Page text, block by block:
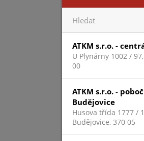
ATKM s.r.o. -
U Plynárny 1002 /
00
ATKM s.r.o. -
Budějovice
Husova třída 1777 /
Budějovice, 370 05